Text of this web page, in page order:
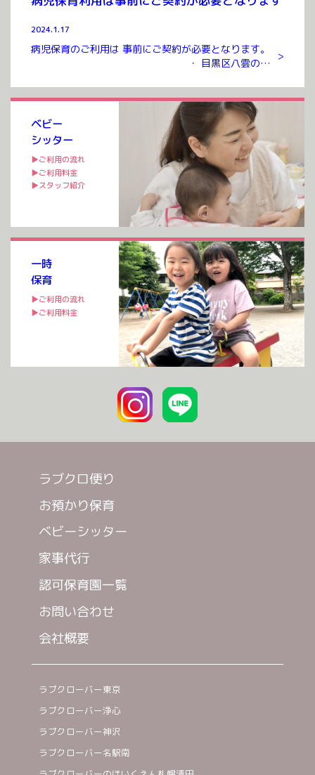
一時
保育
▶ご利用の流れ
▶ご利用料金
ベビー
シッター
▶ご利用の流れ
▶ご利用料金
▶スタッフ紹介
2024.1.17
病児保育のご利用は 事前にご契約が必要となります。
・ 目黒区八雲のお
いただいたのち ご利用が可能となります。 ご契約には
入会金、年会費 […]
>
ラブクロ便り
お預かり保育
ベビーシッター
家事代行
認可保育園一覧
お問い合わせ
会社概要
ラブクローバー東京
ラブクローバー浄心
ラブクローバー神沢
ラブクローバー名駅南